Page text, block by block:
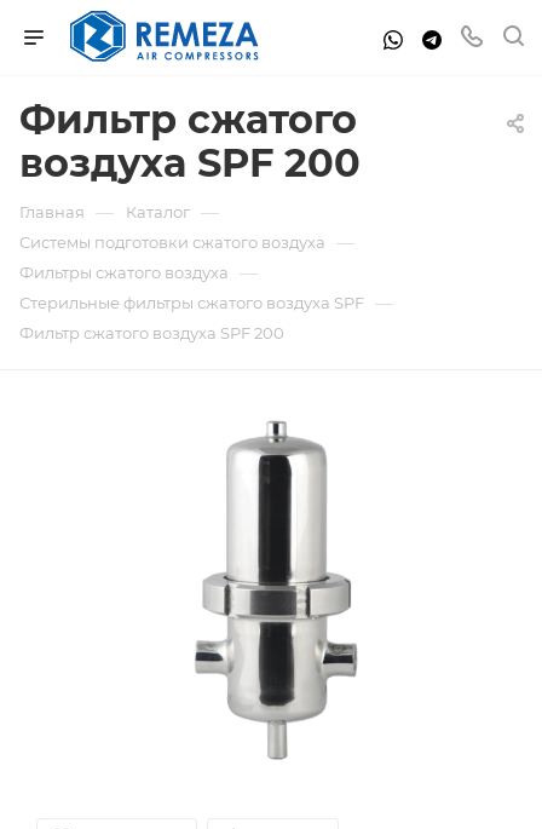
Фильтр сжатого
воздуха SPF 200
Главная — Каталог —
Системы подготовки сжатого воздуха —
Фильтры сжатого воздуха —
Стерильные фильтры сжатого воздуха SPF —
Фильтр сжатого воздуха SPF 200